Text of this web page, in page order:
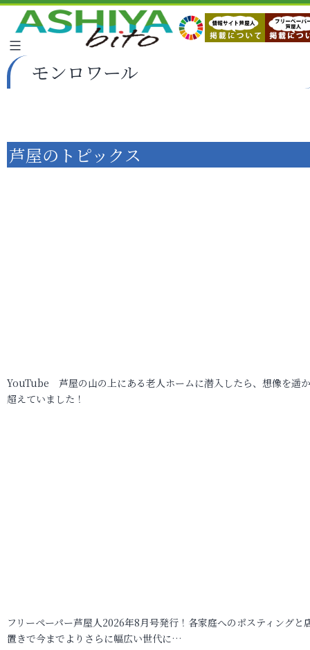
モンロワール
芦屋のトピックス
YouTube 芦屋の山の上にある老人ホームに潜入したら、想像を遥
超えていました！
フリーペーパー芦屋人2026年8月号発行！各家庭へのポスティングと
置きで今までよりさらに幅広い世代に…